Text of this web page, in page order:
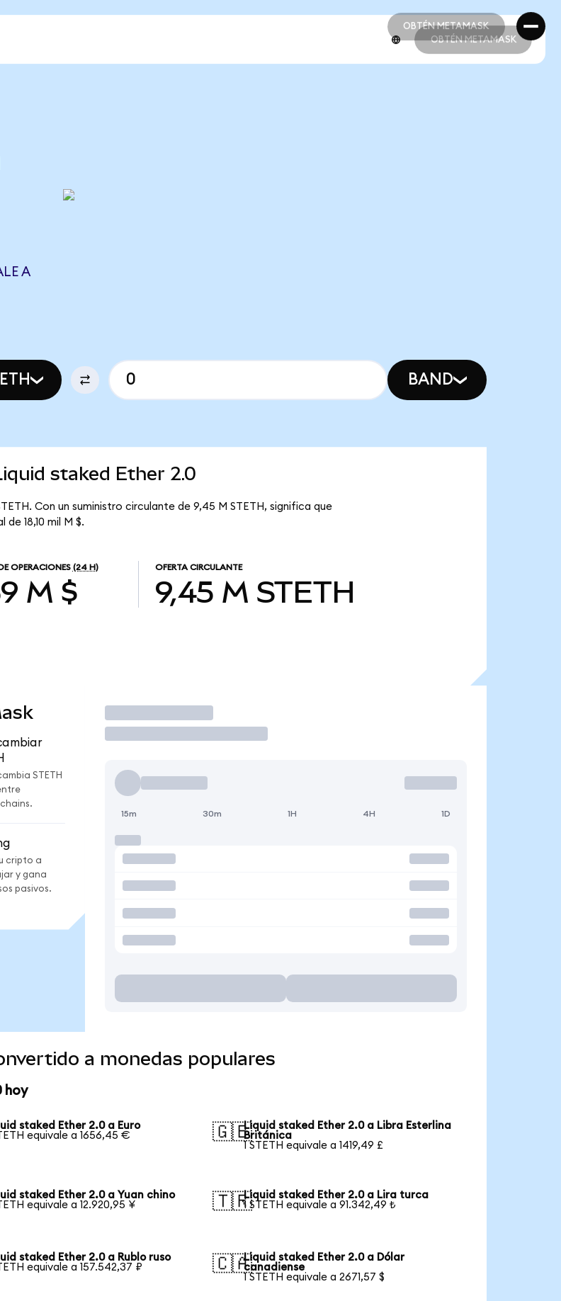
OBTÉN METAMASK
OBTÉN METAMASK
OBTÉN METAMASK
A
BAND
staked Ether 2.0
Con un suministro circulante de 9,45 M STETH, significa que
18,10 mil M $.
OPERACIONES (24 H)
M $
OFERTA CIRCULANTE
9,45 M STETH
STETH
cripto a
y gana
pasivos.
Operar
15m 30m 1H 4H 1D
a monedas populares
hoy
staked Ether 2.0 a Euro
equivale a 1656,45 €
🇬🇧Liquid staked Ether 2.0 a Libra Esterlina
Británica
1 STETH equivale a 1419,49 £
staked Ether 2.0 a Yuan chino
equivale a 12.920,95 ¥
🇹🇷Liquid staked Ether 2.0 a Lira turca
1 STETH equivale a 91.342,49 ₺
staked Ether 2.0 a Rublo ruso
equivale a 157.542,37 ₽
🇨🇦Liquid staked Ether 2.0 a Dólar
canadiense
1 STETH equivale a 2671,57 $